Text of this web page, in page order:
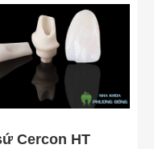
Cercon HT